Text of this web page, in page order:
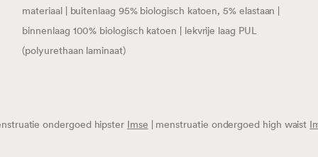
materiaal | buitenlaag 95% biologisch katoen, 5% elastaan |
binnenlaag 100% biologisch katoen | lekvrije laag PUL
(polyurethaan laminaat)
ondergoed hipster Imse | menstruatie ondergoed high waist